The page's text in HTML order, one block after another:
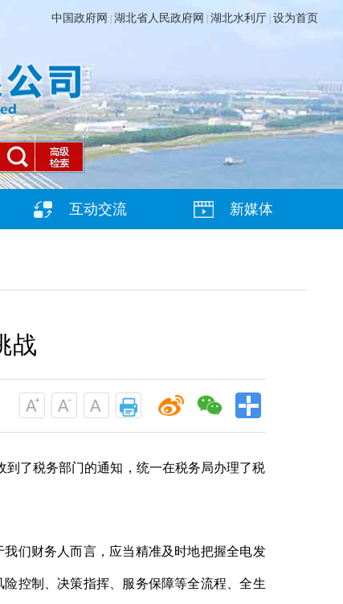
中国政府网 湖北省人民政府网 湖北水利厅| 设为首页
互动交流 新媒体
战
了税务部门的通知，统一在税务局办理了税
们财务人而言，应当精准及时地把握全电发
控制、决策指挥、服务保障等全流程、全生